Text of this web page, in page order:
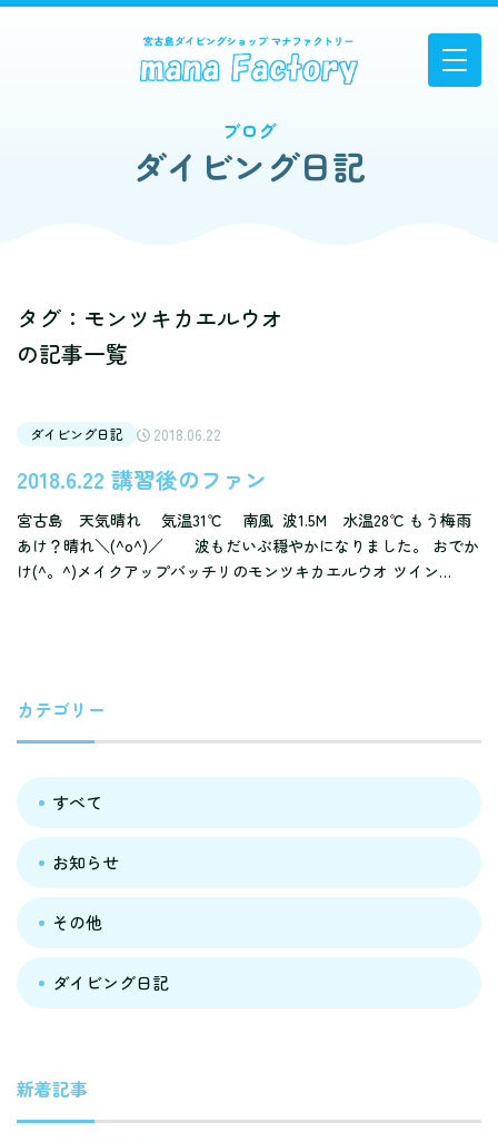
ブログ
ダイビング日記
タグ：モンツキカエルウオ
の記事一覧
ダイビング日記 2018.06.22
2018.6.22 講習後のファン
宮古島 天気晴れ 気温31℃ 南風 波1.5M 水温28℃ もう梅雨
あけ？晴れ＼(^o^)／ 波もだいぶ穏やかになりました。 おでか
け(^。^)メイクアップバッチリのモンツキカエルウオ ツイン…
カテゴリー
すべて
お知らせ
その他
ダイビング日記
新着記事